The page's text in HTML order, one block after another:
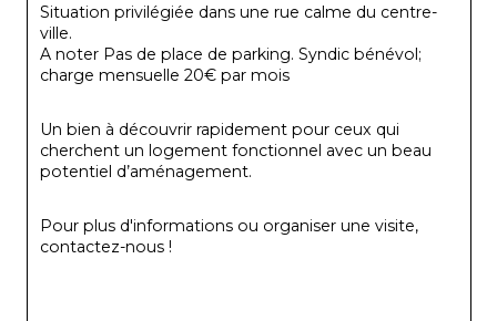
Situation privilégiée dans une rue calme du centre-
ville.
A noter Pas de place de parking. Syndic bénévol;
charge mensuelle 20€ par mois
Un bien à découvrir rapidement pour ceux qui
cherchent un logement fonctionnel avec un beau
potentiel d’aménagement.
Pour plus d'informations ou organiser une visite,
contactez-nous !